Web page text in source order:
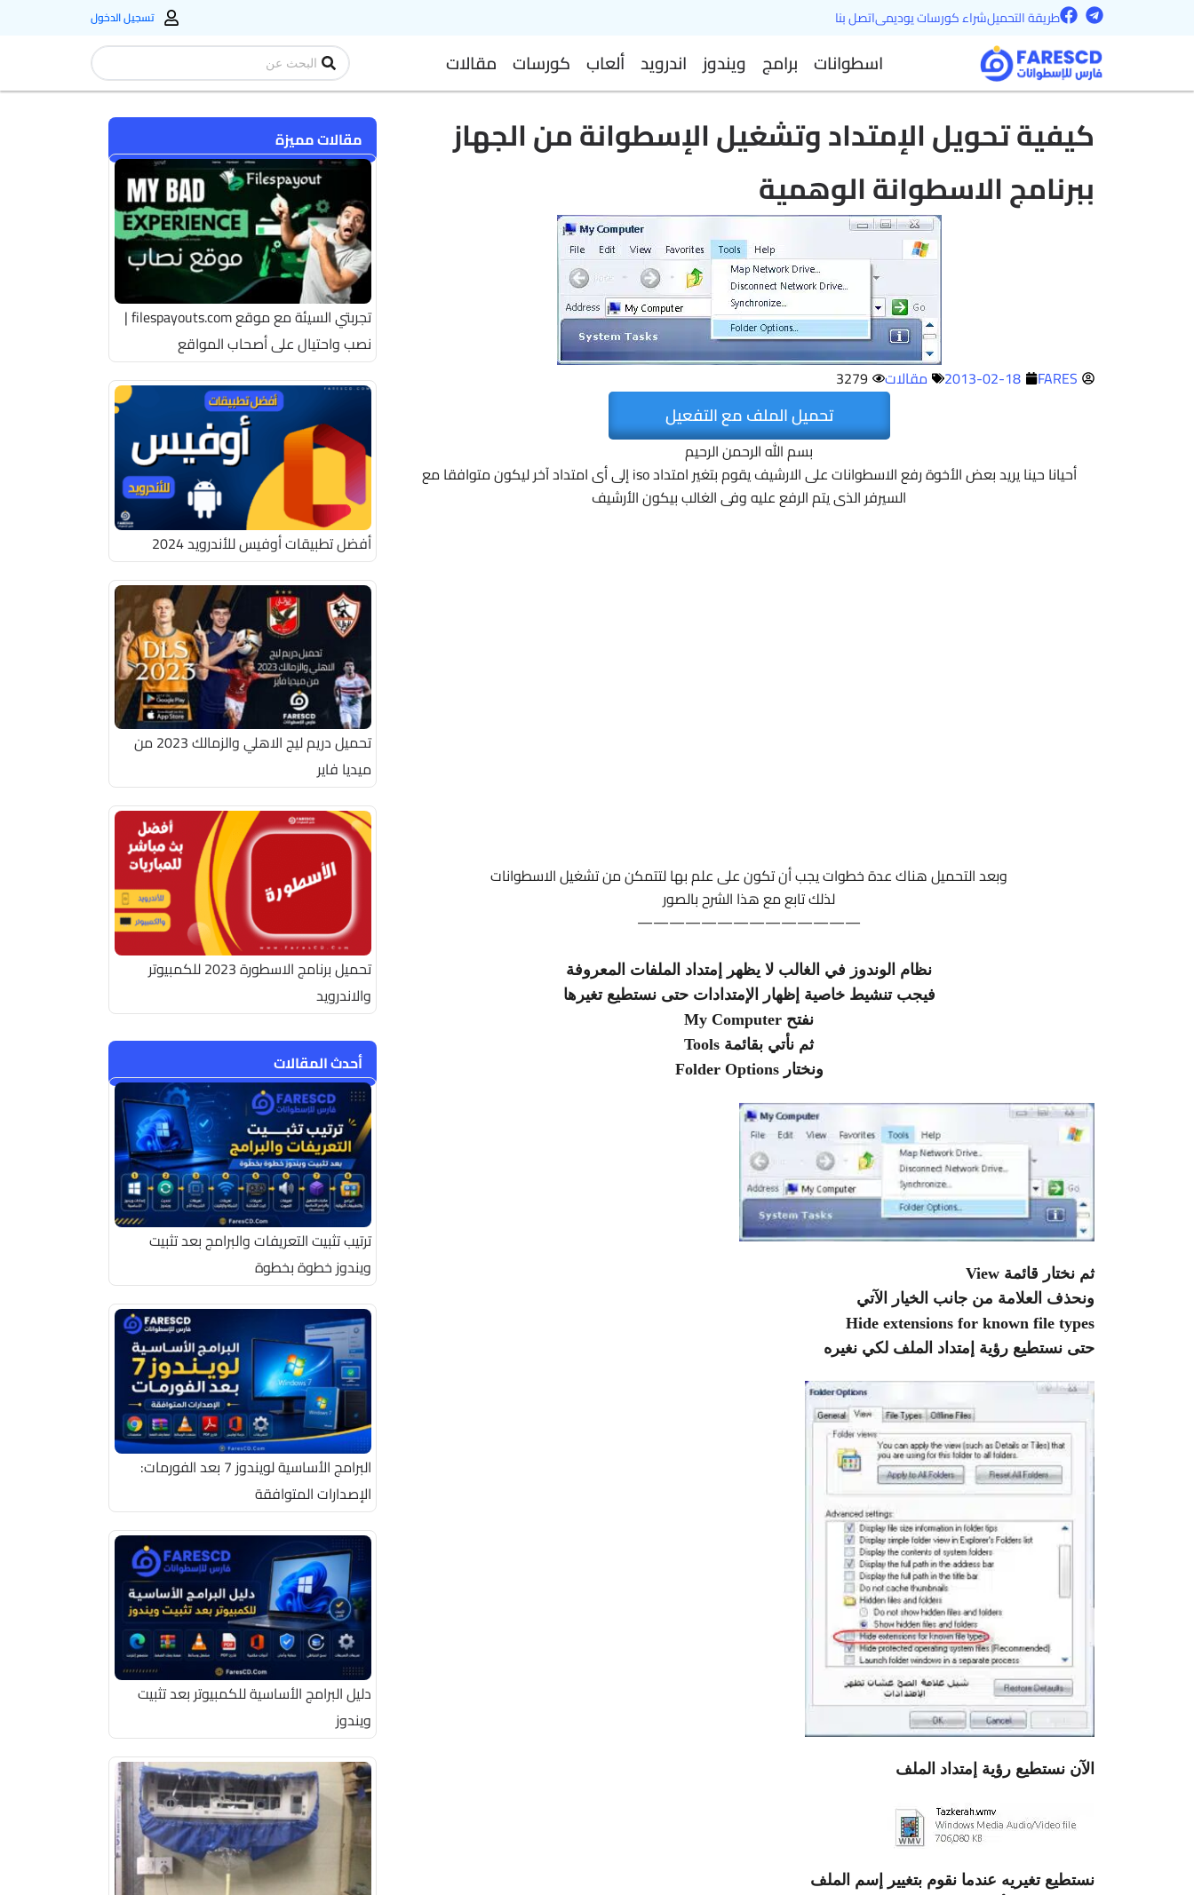
طريقة التحميلشراء كورسات يوديمىاتصل بنا T
e
l
e
g
r
m
F
a
c
e
b
o
k
تسجيل الدخول
اسطوانات برامج ويندوز اندرويد ألعاب كورسات مقالات
Search
...
كيفية تحويل الإمتداد وتشغيل الإسطوانة من الجهاز
ببرنامج الاسطوانة الوهمية
FARES
2013-02-18 مقالات 3279
تحميل الملف مع التفعيل
بسم الله الرحمن الرحيم
أحيانا حينا يريد بعض الأخوة رفع الاسطوانات على الارشيف يقوم بتغير امتداد iso إلى أى امتداد آخر ليكون متوافقا مع
السيرفر الذى يتم الرفع عليه وفى الغالب بيكون الأرشيف
وبعد التحميل هناك عدة خطوات يجب أن تكون على علم بها لتتمكن من تشغيل الاسطوانات
لذلك تابع مع هذا الشرح بالصور
——————————————
نظام الوندوز في الغالب لا يظهر إمتداد الملفات المعروفة
فيجب تنشيط خاصية إظهار الإمتدادات حتى نستطيع تغيرها
نفتح My Computer
ثم نأتي بقائمة Tools
ونختار Folder Options
ثم نختار قائمة View
ونحذف العلامة من جانب الخيار الآتي
Hide extensions for known file types
حتى نستطيع رؤية إمتداد الملف لكي نغيره
الآن نستطيع رؤية إمتداد الملف
نستطيع تغيريه عندما نقوم بتغيير إسم الملف
مقالات مميزة
تجربتي السيئة مع موقع filespayouts.com |
نصب واحتيال على أصحاب المواقع
أفضل تطبيقات أوفيس للأندرويد 2024
تحميل دريم ليج الاهلي والزمالك 2023 من
ميديا فاير
تحميل برنامج الاسطورة 2023 للكمبيوتر
والاندرويد
أحدث المقالات
ترتيب تثبيت التعريفات والبرامج بعد تثبيت
ويندوز خطوة بخطوة
البرامج الأساسية لويندوز 7 بعد الفورمات:
الإصدارات المتوافقة
دليل البرامج الأساسية للكمبيوتر بعد تثبيت
ويندوز